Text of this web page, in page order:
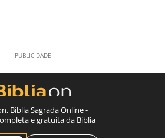
Bíblia Sagrada Online -
e gratuita da Bíblia